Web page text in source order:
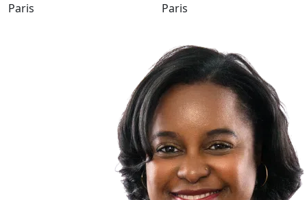
Paris
Paris